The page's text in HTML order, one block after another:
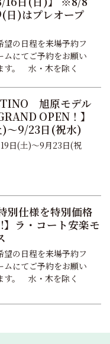
日)はプレオープ
望の日程を来場予約フ
ムにてご予約をお願い
す。 水・木を除く
旭原モデル
OPEN！】
～9/23日(祝水)
日(土)～9月23日(祝
別仕様を特別価格
ラ・コート安楽モ
望の日程を来場予約フ
ムにてご予約をお願い
す。 水・木を除く